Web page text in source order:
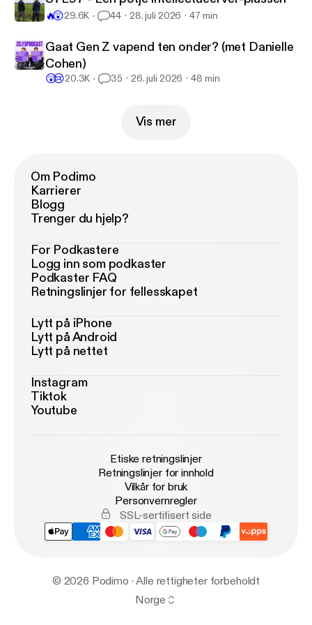
🔥😲29.6K 44 28. juli 2026 47 min
Gaat Gen Z vapend ten onder? (met Danielle
Cohen)
😲😢20.3K 35 26. juli 2026 48 min
Vis mer
Om Podimo
Karrierer
Blogg
Trenger du hjelp?
For Podkastere
Logg inn som podkaster
Podkaster FAQ
Retningslinjer for fellesskapet
Lytt på iPhone
Lytt på Android
Lytt på nettet
Instagram
Tiktok
Youtube
Etiske retningslinjer
Retningslinjer for innhold
Vilkår for bruk
Personvernregler
SSL-sertifisert side
© 2026 Podimo · Alle rettigheter forbeholdt
Norge